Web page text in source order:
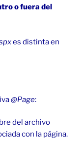
o fuera del
es distinta en
@Page:
del archivo
con la página.